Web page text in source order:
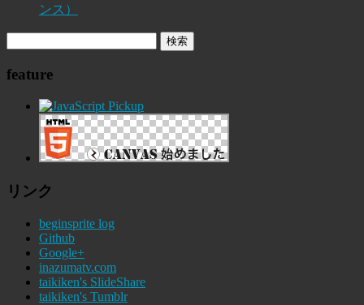
ンス）
feature
リンク
beginsprite log
Github
Google+
inazumatv.com
taikiken's SlideShare
taikiken's Tumblr